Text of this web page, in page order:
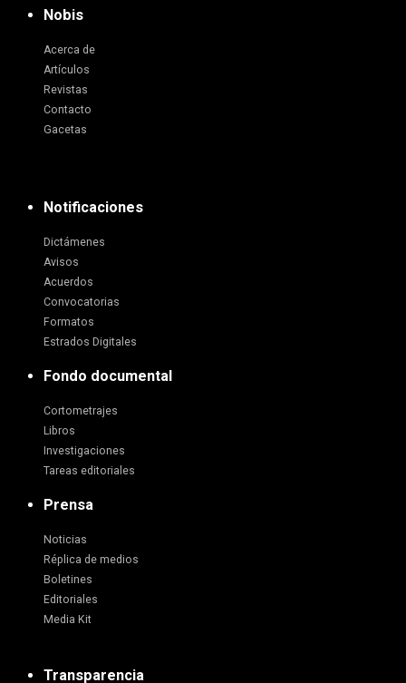
Nobis
Acerca de
Artículos
Revistas
Contacto
Gacetas
Notificaciones
Dictámenes
Avisos
Acuerdos
Convocatorias
Formatos
Estrados Digitales
Fondo documental
Cortometrajes
Libros
Investigaciones
Tareas editoriales
Prensa
Noticias
Réplica de medios
Boletines
Editoriales
Media Kit
Transparencia